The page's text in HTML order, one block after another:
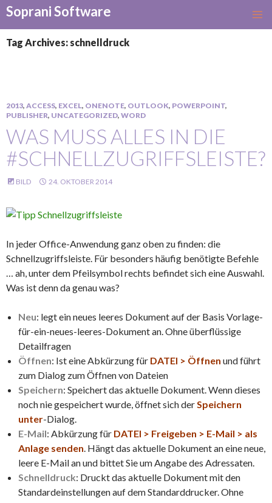
Soprani Software
TO
CONTENT
Tag Archives: schnelldruck
2013, ACCESS, EXCEL, ONENOTE, OUTLOOK, POWERPOINT,
PUBLISHER, UNCATEGORIZED, WORD
WAS MUSS ALLES IN DIE
#SCHNELLZUGRIFFSLEISTE?
BILD 24. OKTOBER 2014
In jeder Office-Anwendung ganz oben zu finden: die
Schnellzugriffsleiste. Für besonders häufig benötigte Befehle
… ah, unter dem Pfeilsymbol rechts befindet sich eine Auswahl.
Was ist denn da genau was?
Neu: legt ein neues leeres Dokument auf der Basis Vorlage-
für-ein-neues-leeres-Dokument an. Ohne überflüssige
Detailfragen
Öffnen: Ist eine Abkürzung für DATEI > Öffnen und führt
zum Dialog zum Öffnen von Dateien
Speichern: Speichert das aktuelle Dokument. Wenn dieses
noch nie gespeichert wurde, öffnet sich derSpeichern
unter-Dialog.
E-Mail: Abkürzung für DATEI > Freigeben > E-Mail > als
Anlage senden. Hängt das aktuelle Dokument an eine neue,
leere E-Mail an und bittet Sie um Angabe des Adressaten.
Schnelldruck: Druckt das aktuelle Dokument mit den
Standardeinstellungen auf dem Standarddrucker. Ohne